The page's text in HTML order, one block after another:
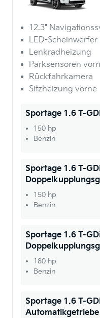
12.3"
LED-
Lenkradheizung
Parksensoren
Rückfahrkamera
Sitzheizung vorne
Sportage 1.6 T-
150 hp
Benzin
Sportage 1.6 T-
150 hp
Benzin
Sportage 1.6 T-
180 hp
Benzin
Sportage 1.6 T-
Automatikgetriebe